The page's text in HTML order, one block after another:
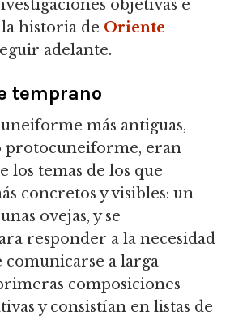
objetivas e
historia de Oriente
adelante.
temprano
más antiguas,
protocuneiforme, eran
los temas de los que
concretos y visibles: un
ovejas, yse
responder a la necesidad
a larga
composiciones
y consistían en listas de